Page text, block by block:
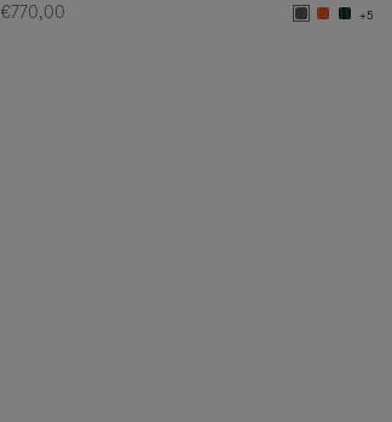
€770,00
+5